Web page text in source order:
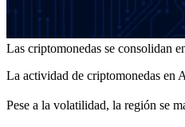
Las criptomonedas se consolidan
La actividad de criptomonedas en
Pese a la volatilidad, la región se